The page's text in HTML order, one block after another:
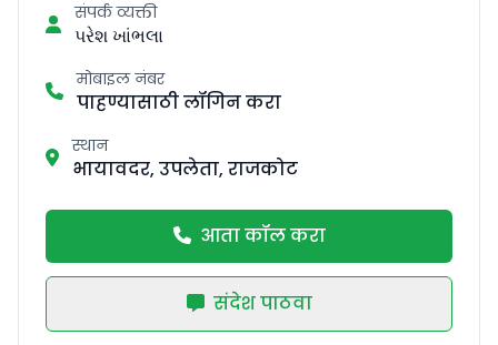
संपर्क व्यक्ती
પરેશ ખાંભલા
मोबाइल नंबर
पाहण्यासाठी लॉगिन करा
स्थान
भायावदर, उपलेता, राजकोट
आता कॉल करा
संदेश पाठवा